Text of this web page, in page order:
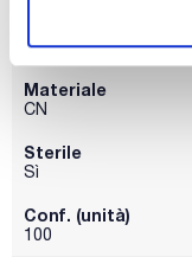
Materiale
CN
Sterile
Sì
Conf. (unità)
100